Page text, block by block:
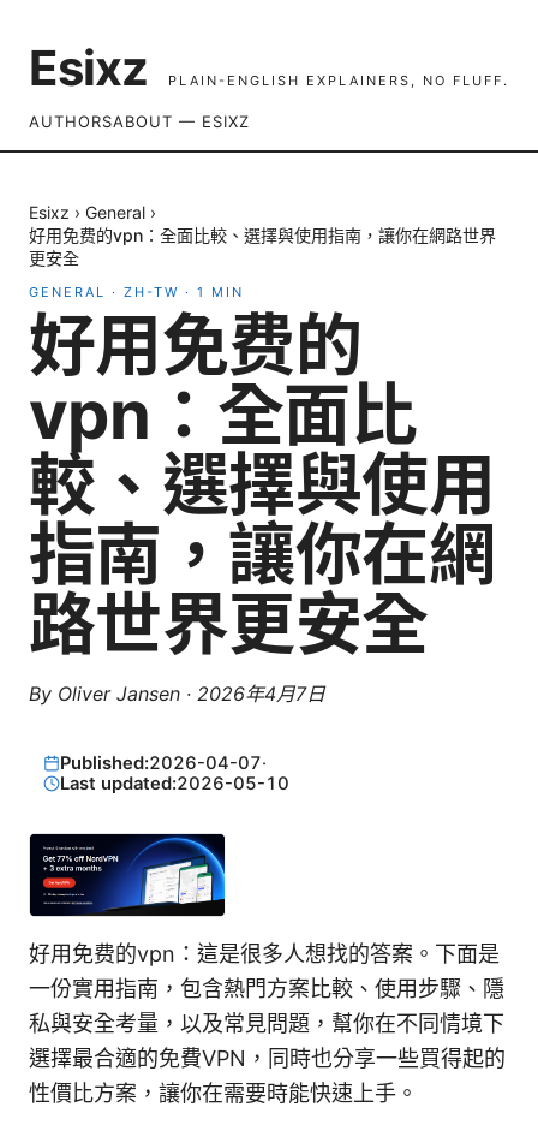
Esixz PLAIN-ENGLISH EXPLAINERS, NO FLUFF.
AUTHORSABOUT — ESIXZ
Esixz › General ›
好用免费的vpn：全面比較、選擇與使用指南，讓你在網路世界
更安全
GENERAL · ZH-TW · 1 MIN
好用免费的
vpn：全面比
較、選擇與使用
指南，讓你在網
路世界更安全
By Oliver Jansen · 2026年4月7日
Published:2026-04-07·
Last updated:2026-05-10
好用免费的vpn：這是很多人想找的答案。下面是
一份實用指南，包含熱門方案比較、使用步驟、隱
私與安全考量，以及常見問題，幫你在不同情境下
選擇最合適的免費VPN，同時也分享一些買得起的
性價比方案，讓你在需要時能快速上手。